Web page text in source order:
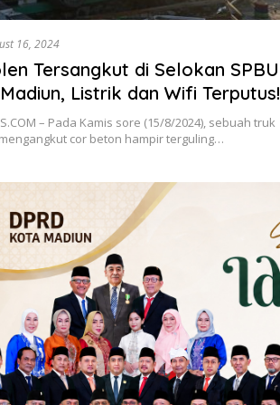
16, 2024
Tersangkut di Selokan SPBU
Listrik dan Wifi Terputus!
– Pada Kamis sore (15/8/2024), sebuah truk
cor beton hampir terguling…